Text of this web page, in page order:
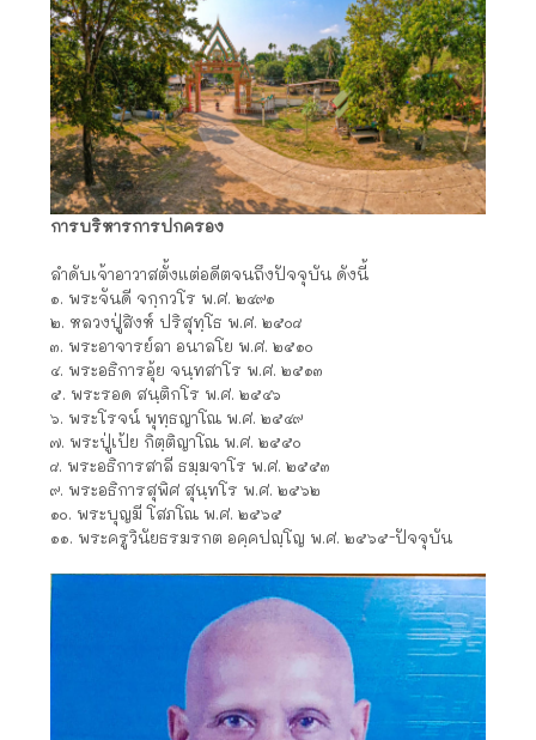
การบริหารการปกครอง
ลำดับเจ้าอาวาสตั้งแต่อดีตจนถึงปัจจุบัน ดังนี้
๑. พระจันดี จกฺกวโร พ.ศ. ๒๔๙๑
๒. หลวงปู่สิงห์ ปริสุทฺโธ พ.ศ. ๒๕๐๘
๓. พระอาจารย์ลา อนาลโย พ.ศ. ๒๕๑๐
๔. พระอธิการอุ้ย จนฺทสาโร พ.ศ. ๒๕๑๓
๕. พระรอด สนฺติกโร พ.ศ. ๒๕๔๖
๖. พระโรจน์ พุทฺธญาโณ พ.ศ. ๒๕๔๙
๗. พระปู่เป้ย กิตฺติญาโณ พ.ศ. ๒๕๕๐
๘. พระอธิการสาลี ธมฺมจาโร พ.ศ. ๒๕๕๓
๙. พระอธิการสุพิศ สุนฺทโร พ.ศ. ๒๕๖๒
๑๐. พระบุญมี โสภโณ พ.ศ. ๒๕๖๕
๑๑. พระครูวินัยธรมรกต อคฺคปญฺโญ พ.ศ. ๒๕๖๕-ปัจจุบัน